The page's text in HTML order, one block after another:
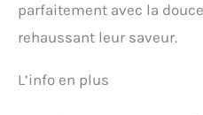
parfaitement avec la
rehaussant leur saveur.
L’info en plus